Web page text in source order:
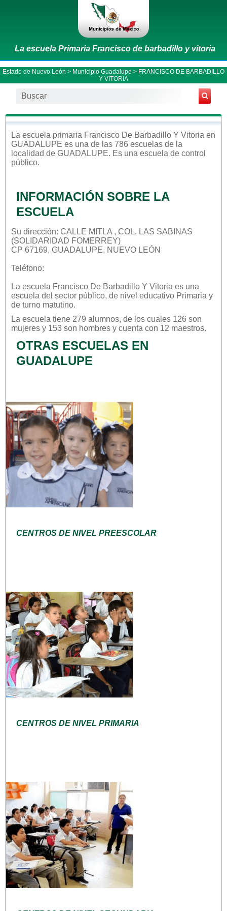
La escuela Primaria Francisco de barbadillo y vitoria
Estado de Nuevo León > Municipio Guadalupe > FRANCISCO DE BARBADILLO
Y VITORIA
La escuela primaria Francisco De Barbadillo Y Vitoria en
GUADALUPE es una de las 786 escuelas de la
localidad de GUADALUPE. Es una escuela de control
público.
INFORMACIÓN SOBRE LA
ESCUELA
Su dirección: CALLE MITLA , COL. LAS SABINAS
(SOLIDARIDAD FOMERREY)
CP 67169, GUADALUPE, NUEVO LEÓN
Teléfono:
La escuela Francisco De Barbadillo Y Vitoria es una
escuela del sector público, de nivel educativo Primaria y
de turno matutino.
La escuela tiene 279 alumnos, de los cuales 126 son
mujeres y 153 son hombres y cuenta con 12 maestros.
OTRAS ESCUELAS EN
GUADALUPE
CENTROS DE NIVEL PREESCOLAR
CENTROS DE NIVEL PRIMARIA